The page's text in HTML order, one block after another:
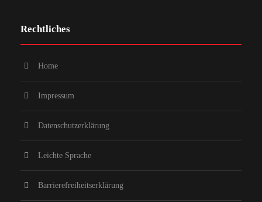
Rechtliches
Home
Impressum
Datenschutzerklärung
Leichte Sprache
Barrierefreiheitserklärung